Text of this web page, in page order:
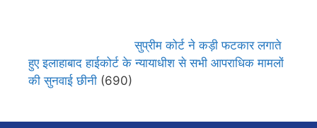
सुप्रीम कोर्ट ने कड़ी फटकार लगाते
हुए इलाहाबाद हाईकोर्ट के न्यायाधीश से सभी आपराधिक मामलों
की सुनवाई छीनी (690)